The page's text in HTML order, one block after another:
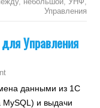
Управления
Управления
данными из 1С
MySQL) и выдачи